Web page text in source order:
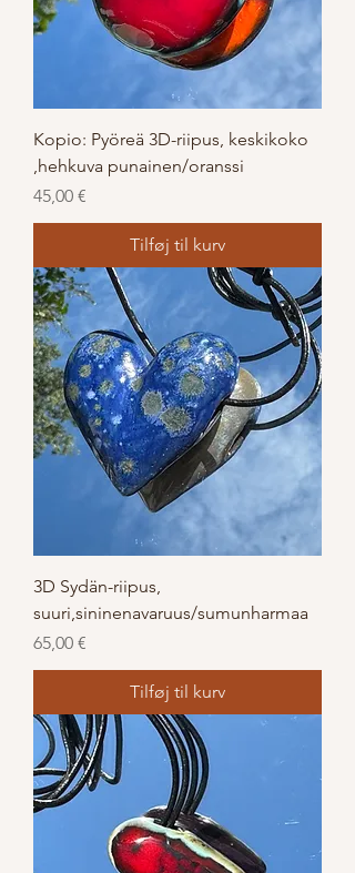
Kopio: Pyöreä 3D-riipus, keskikoko
,hehkuva punainen/oranssi
Pris
45,00 €
Tilføj til kurv
3D Sydän-riipus,
suuri,sininenavaruus/sumunharmaa
Pris
65,00 €
Tilføj til kurv